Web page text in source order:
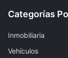
Categorías
Inmobiliaria
Vehículos